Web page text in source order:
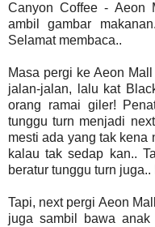
Canyon Coffee - Aeon
ambil gambar
Selamat membaca..
Masa pergi ke Aeon
jalan-jalan, lalu kat
orang ramai giler!
tunggu turn menjadi
mesti ada yang tak kena
kalau tak sedap kan..
beratur tunggu turn
Tapi, next pergi Aeon
juga sambil bawa